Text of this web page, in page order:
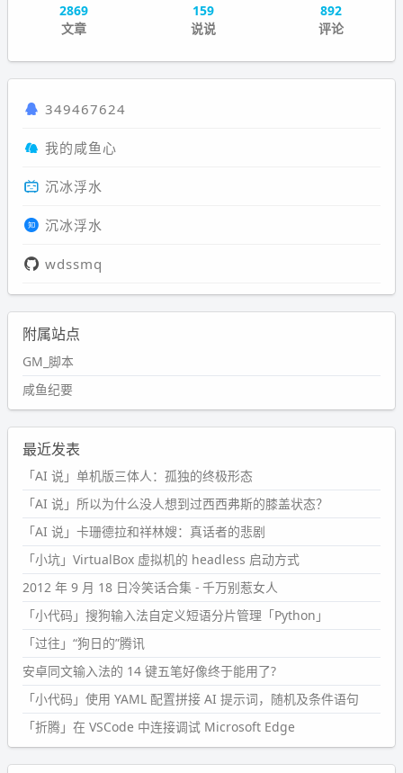
2869
文章
159
说说
892
评论
349467624
我的咸鱼心
沉冰浮水
沉冰浮水
wdssmq
附属站点
GM_脚本
咸鱼纪要
最近发表
「AI 说」单机版三体人：孤独的终极形态
「AI 说」所以为什么没人想到过西西弗斯的膝盖状态？
「AI 说」卡珊德拉和祥林嫂：真话者的悲剧
「小坑」VirtualBox 虚拟机的 headless 启动方式
2012 年 9 月 18 日冷笑话合集 - 千万别惹女人
「小代码」搜狗输入法自定义短语分片管理「Python」
「过往」“狗日的”腾讯
安卓同文输入法的 14 键五笔好像终于能用了?
「小代码」使用 YAML 配置拼接 AI 提示词，随机及条件语句
「折腾」在 VSCode 中连接调试 Microsoft Edge